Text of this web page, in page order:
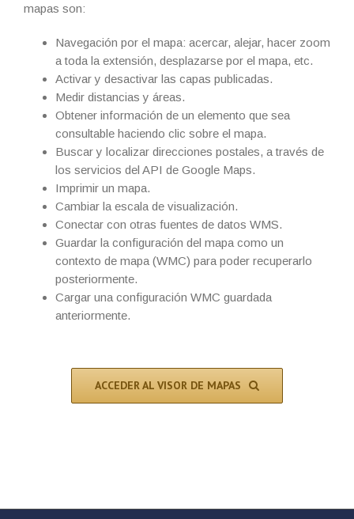
mapas son:
Navegación por el mapa: acercar, alejar, hacer zoom
a toda la extensión, desplazarse por el mapa, etc.
Activar y desactivar las capas publicadas.
Medir distancias y áreas.
Obtener información de un elemento que sea
consultable haciendo clic sobre el mapa.
Buscar y localizar direcciones postales, a través de
los servicios del API de Google Maps.
Imprimir un mapa.
Cambiar la escala de visualización.
Conectar con otras fuentes de datos WMS.
Guardar la configuración del mapa como un
contexto de mapa (WMC) para poder recuperarlo
posteriormente.
Cargar una configuración WMC guardada
anteriormente.
ACCEDER AL VISOR DE MAPAS